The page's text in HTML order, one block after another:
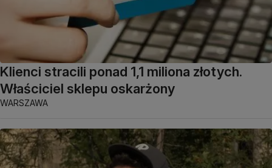
Klienci stracili ponad 1,1 miliona złotych.
Właściciel sklepu oskarżony
WARSZAWA